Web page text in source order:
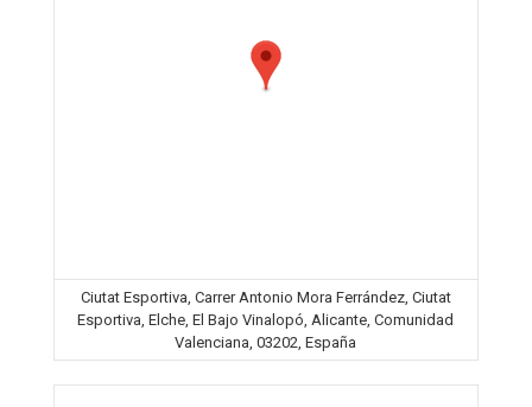
Ciutat Esportiva, Carrer Antonio Mora Ferrández, Ciutat
Esportiva, Elche, El Bajo Vinalopó, Alicante, Comunidad
Valenciana, 03202, España